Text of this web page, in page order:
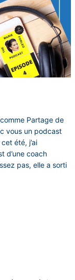
Partage de
vous un podcast
été, j’ai
d’une coach
pas, elle a sorti